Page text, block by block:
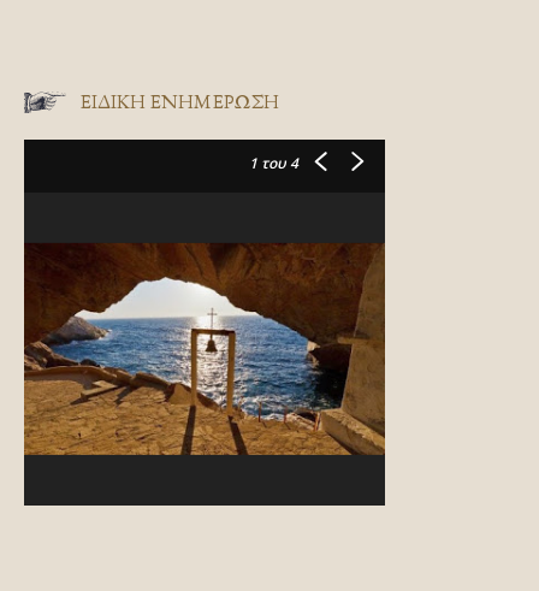
ΕΙΔΙΚΉ ΕΝΗΜΈΡΩΣΗ
1 του 4